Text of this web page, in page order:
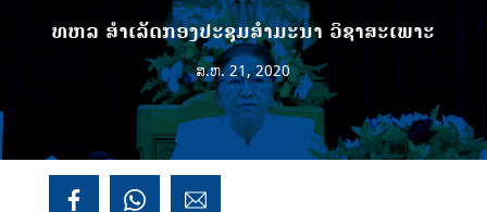
ທຫລ ສຳເລັດກອງປະຊຸມສຳມະນາ ວິຊາສະເພາະ
ສ.ຫ. 21, 2020